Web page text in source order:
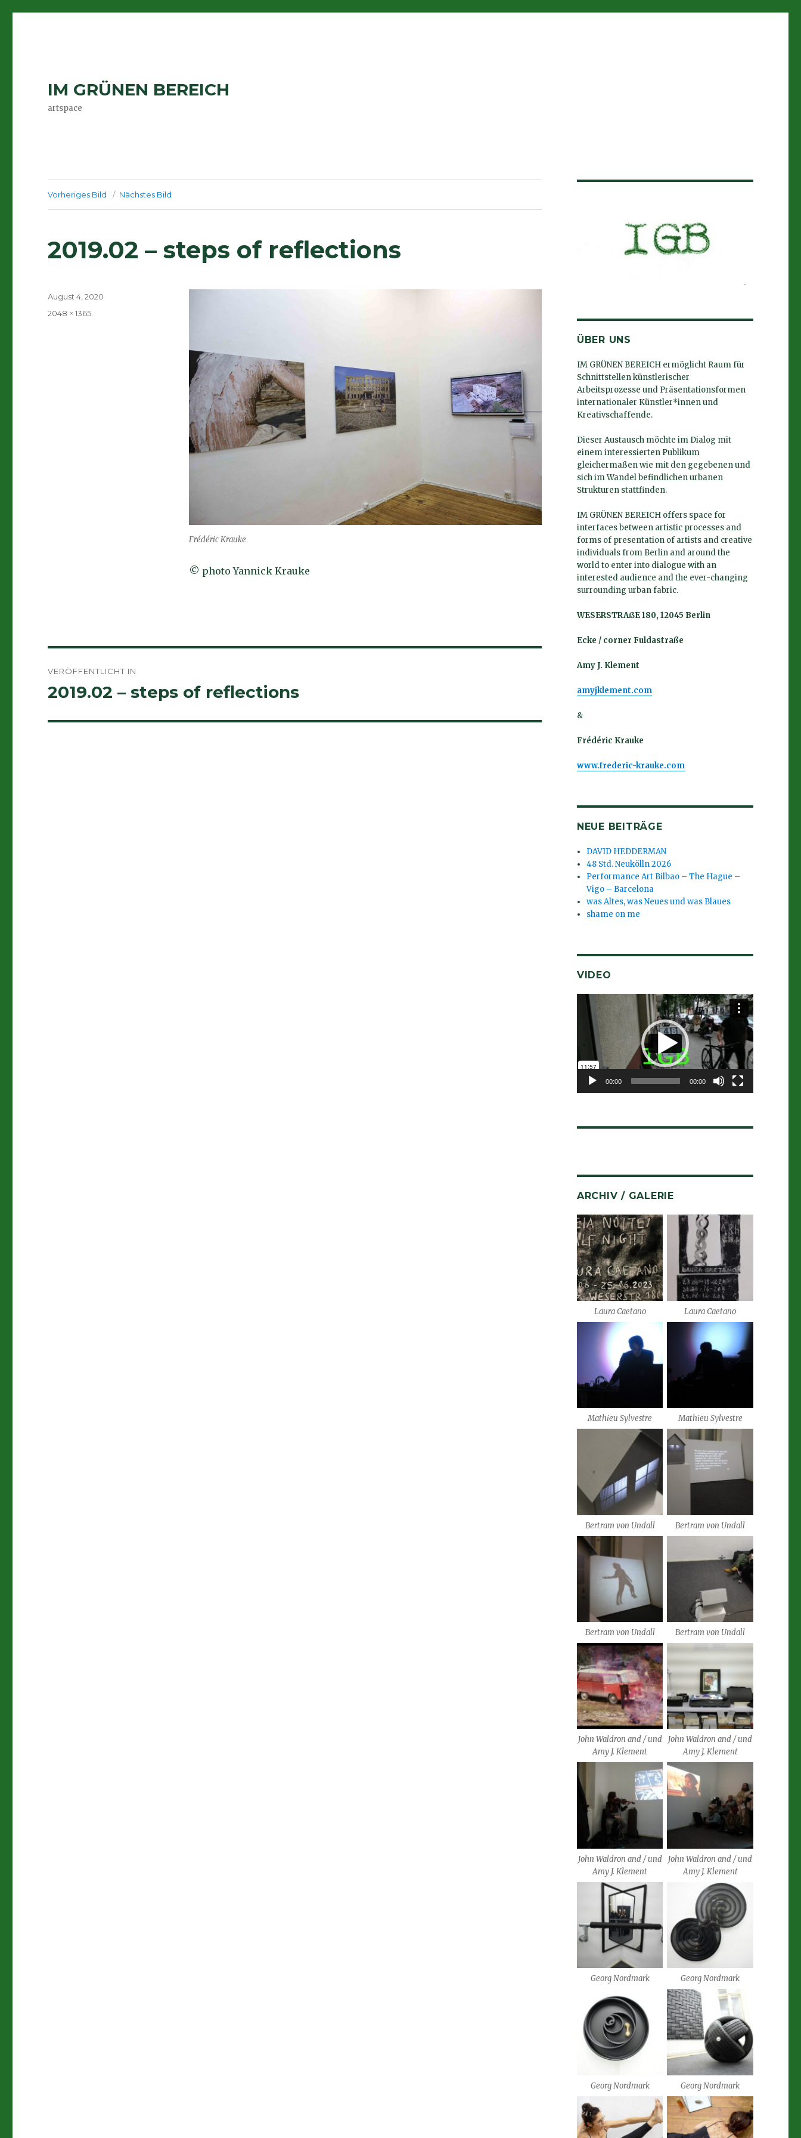
IM GRÜNEN BEREICH
artspace
Vorheriges Bild Nächstes Bild
2019.02 – steps of reflections
Frédéric Krauke
© photo Yannick Krauke
Veröffentlicht
August 4, 2020
Volle
2048 × 1365
VERÖFFENTLICHT IN
2019.02 – steps of reflections
ÜBER UNS
IM GRÜNEN BEREICH ermöglicht Raum für
Schnittstellen künstlerischer
Arbeitsprozesse und Präsentationsformen
internationaler Künstler*innen und
Kreativschaffende.
Dieser Austausch möchte im Dialog mit
einem interessierten Publikum
gleichermaßen wie mit den gegebenen und
sich im Wandel befindlichen urbanen
Strukturen stattfinden.
IM GRÜNEN BEREICH offers space for
interfaces between artistic processes and
forms of presentation of artists and creative
individuals from Berlin and around the
world to enter into dialogue with an
interested audience and the ever-changing
surrounding urban fabric.
WESERSTRAßE 180, 12045 Berlin
Ecke / corner Fuldastraße
Amy J. Klement
amyjklement.com
&
Frédéric Krauke
www.frederic-krauke.com
NEUE BEITRÄGE
DAVID HEDDERMAN
48 Std. Neukölln 2026
Performance Art Bilbao – The Hague –
Vigo – Barcelona
was Altes, was Neues und was Blaues
shame on me
VIDEO
Video-
Player
00:00 00:00
ARCHIV / GALERIE
Laura Caetano Laura Caetano
Mathieu Sylvestre Mathieu Sylvestre
Bertram von Undall Bertram von Undall
Bertram von Undall Bertram von Undall
John Waldron and / und
Amy J. Klement
John Waldron and / und
Amy J. Klement
John Waldron and / und
Amy J. Klement
John Waldron and / und
Amy J. Klement
Georg Nordmark Georg Nordmark
Georg Nordmark Georg Nordmark